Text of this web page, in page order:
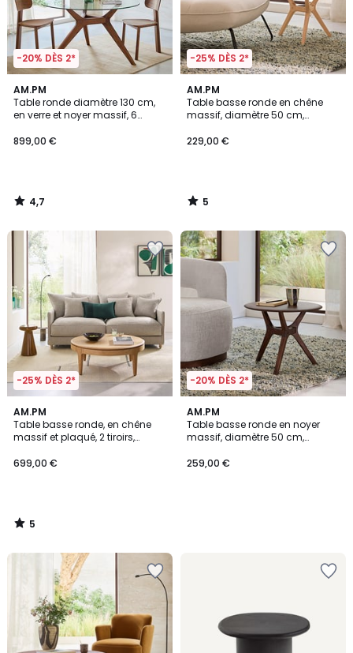
-20% DÈS 2*
AM.PM
Table ronde diamètre 130 cm,
en verre et noyer massif, 6
899,00 €
4,7
/ 5
4,7
/
-25% DÈS 2*
AM.PM
Table basse ronde en chêne
massif, diamètre 50 cm,
229,00 €
5
/
5
5
/
-25% DÈS 2*
AM.PM
Table basse ronde, en chêne
massif et plaqué, 2 tiroirs,
699,00 €
5
/
5
5
/
-20% DÈS 2*
AM.PM
Table basse ronde en noyer
massif, diamètre 50 cm,
259,00 €